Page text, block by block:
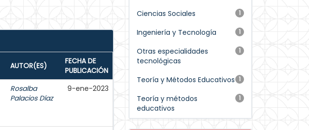
AUTOR(ES)
FECHA DE
PUBLICACIÓN
Rosalba
Palacios Díaz
9-ene-2023
1
Ciencias Sociales
1
Ingeniería y Tecnología
1
Otras especialidades
tecnológicas
1
Teoría y Métodos Educativos
1
Teoría y métodos
educativos